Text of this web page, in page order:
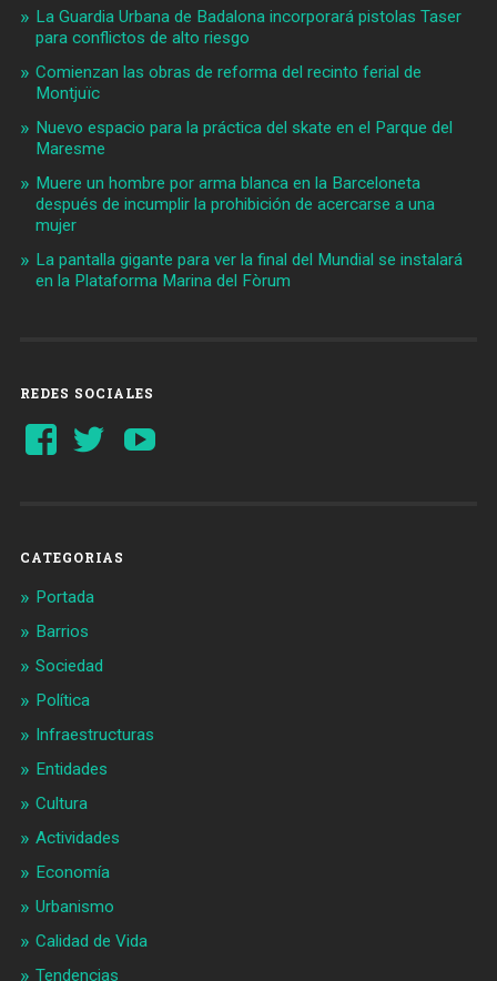
La Guardia Urbana de Badalona incorporará pistolas Taser
para conflictos de alto riesgo
Comienzan las obras de reforma del recinto ferial de
Montjuïc
Nuevo espacio para la práctica del skate en el Parque del
Maresme
Muere un hombre por arma blanca en la Barceloneta
después de incumplir la prohibición de acercarse a una
mujer
La pantalla gigante para ver la final del Mundial se instalará
en la Plataforma Marina del Fòrum
REDES SOCIALES
Ver
perfil
Ver
perfil
CATEGORIAS
Portada
Barrios
Sociedad
Política
Infraestructuras
Entidades
Cultura
Actividades
Economía
Urbanismo
Calidad de Vida
Tendencias